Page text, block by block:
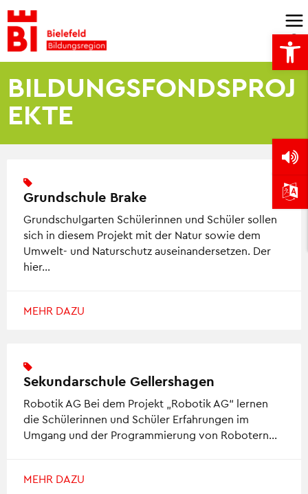
Skip
to
content
BILDUNGSFONDSPROJ
EKTE
Grundschule Brake
Grundschulgarten Schülerinnen und Schüler sollen
sich in diesem Projekt mit der Natur sowie dem
Umwelt- und Naturschutz auseinandersetzen. Der
hier…
MEHR DAZU
Sekundarschule Gellershagen
Robotik AG Bei dem Projekt „Robotik AG“ lernen
die Schülerinnen und Schüler Erfahrungen im
Umgang und der Programmierung von Robotern…
MEHR DAZU